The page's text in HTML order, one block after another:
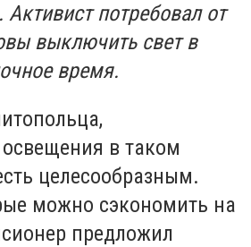
потребовал от
выключить свет в
время.
в таком
целесообразным.
можно сэкономить на
предложил